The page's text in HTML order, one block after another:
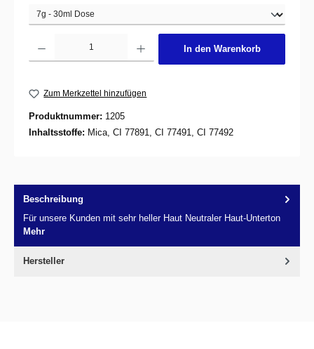
In den Warenkorb
Zum Merkzettel hinzufügen
Produktnummer: 1205
Inhaltsstoffe: Mica, CI 77891, CI 77491, CI 77492
Beschreibung
Für unsere Kunden mit sehr heller Haut Neutraler Haut-Unterton
Mehr
Hersteller